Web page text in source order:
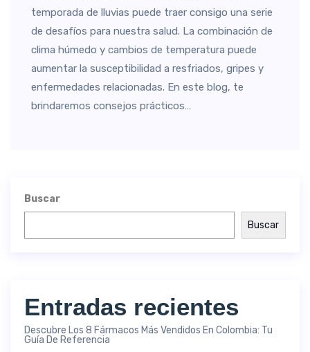
temporada de lluvias puede traer consigo una serie
de desafíos para nuestra salud. La combinación de
clima húmedo y cambios de temperatura puede
aumentar la susceptibilidad a resfriados, gripes y
enfermedades relacionadas. En este blog, te
brindaremos consejos prácticos…
Buscar
Buscar
Entradas recientes
Descubre Los 8 Fármacos Más Vendidos En Colombia: Tu
Guía De Referencia